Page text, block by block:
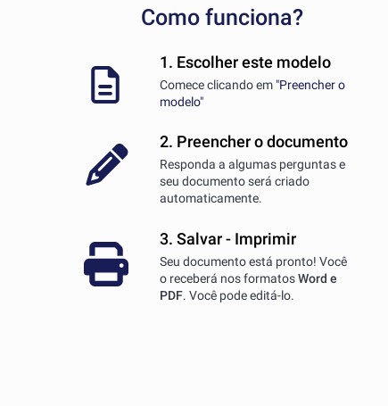
Como funciona?
1. Escolher este modelo
Comece clicando em "Preencher o
modelo"
2. Preencher o documento
Responda a algumas perguntas e
seu documento será criado
automaticamente.
3. Salvar - Imprimir
Seu documento está pronto! Você
o receberá nos formatosWord e
PDF. Você pode editá-lo.